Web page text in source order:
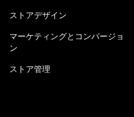
ストアデザイン
マーケティングとコンバージョ
ン
ストア管理